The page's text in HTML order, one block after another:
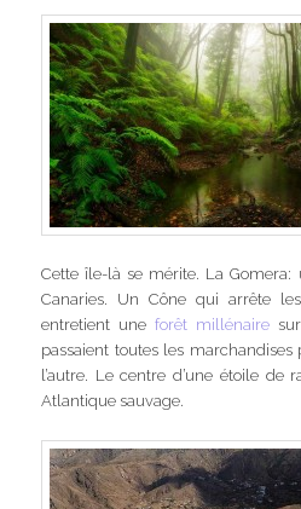
Cette île-là se mérite. La
Canaries. Un Cône qui arrête
entretient uneforêt millénaire
passaient toutes les
l’autre. Le centre d’une étoile de
Atlantique sauvage.